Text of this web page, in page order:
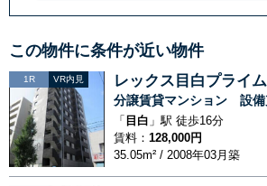
この物件に条件が近い物件
1R VR内見 レックス目白プライ
分譲賃貸マンション 設備
「 目白 」駅 徒歩16分
賃料： 128,000円
35.05m² / 2008年03月築